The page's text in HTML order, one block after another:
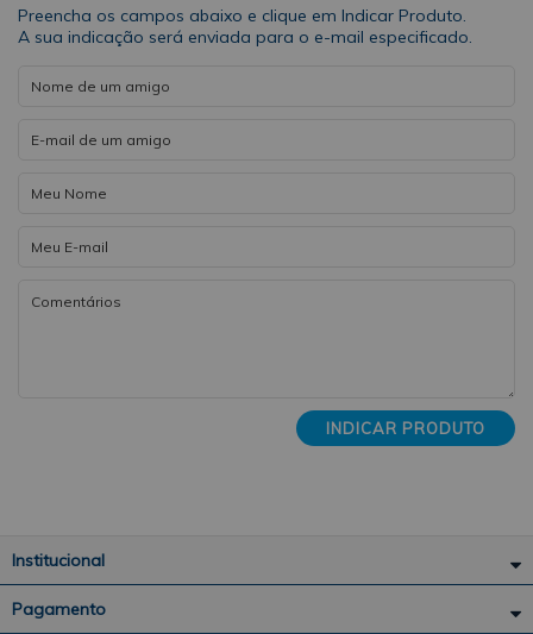
Preencha os campos abaixo e clique em Indicar Produto.
A sua indicação será enviada para o e-mail especificado.
INDICAR PRODUTO
Institucional
Pagamento